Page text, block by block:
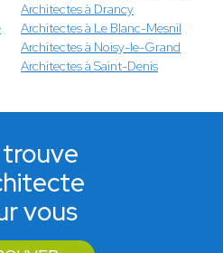
Architectes à Drancy
Architectes à Le Blanc-Mesnil
Architectes à Noisy-le-Grand
Architectes à Saint-Denis
vous